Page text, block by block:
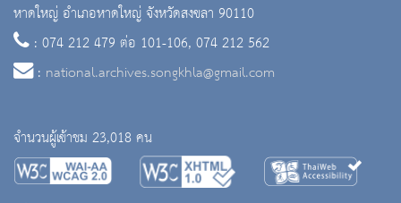
หาดใหญ่ อำเภอหาดใหญ่ จังหวัดสงขลา 90110
: 074 212 479 ต่อ 101-106, 074 212 562
: national.archives.songkhla@gmail.com
จำนวนผู้เข้าชม 23,018 คน